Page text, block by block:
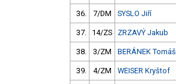
36. 7/DM SYSLO Jiří
37. 14/ZS ZRZAVÝ Jakub
38. 3/ZM BERÁNEK Tomáš
39. 4/ZM WEISER Kryštof